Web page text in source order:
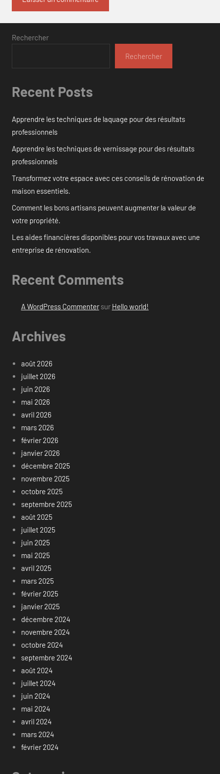
Rechercher
Rechercher
Recent Posts
Apprendre les techniques de laquage pour des résultats
professionnels
Apprendre les techniques de vernissage pour des résultats
professionnels
Transformez votre espace avec ces conseils de rénovation de
maison essentiels.
Comment les bons artisans peuvent augmenter la valeur de
votre propriété.
Les aides financières disponibles pour vos travaux avec une
entreprise de rénovation.
Recent Comments
A WordPress Commentersur Hello world!
Archives
août 2026
juillet 2026
juin 2026
mai 2026
avril 2026
mars 2026
février 2026
janvier 2026
décembre 2025
novembre 2025
octobre 2025
septembre 2025
août 2025
juillet 2025
juin 2025
mai 2025
avril 2025
mars 2025
février 2025
janvier 2025
décembre 2024
novembre 2024
octobre 2024
septembre 2024
août 2024
juillet 2024
juin 2024
mai 2024
avril 2024
mars 2024
février 2024